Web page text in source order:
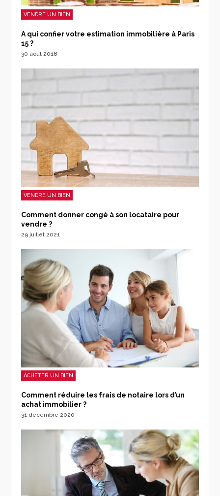
VENDRE UN BIEN
A qui confier votre estimation immobilière à Paris
15 ?
30 août 2018
VENDRE UN BIEN
Comment donner congé à son locataire pour
vendre ?
29 juillet 2021
ACHETER UN BIEN
Comment réduire les frais de notaire lors d’un
achat immobilier ?
31 décembre 2020